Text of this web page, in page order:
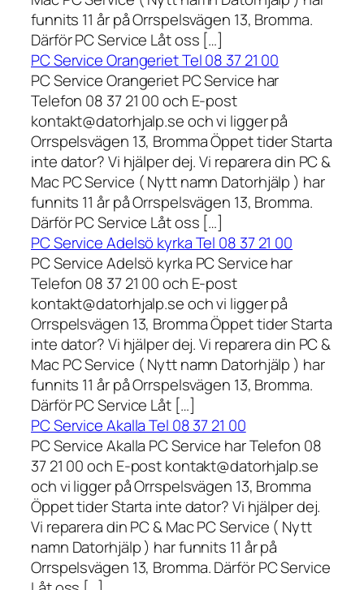
funnits 11 år på Orrspelsvägen 13, Bromma.
Därför PC Service Låt oss […]
PC Service Orangeriet Tel 08 37 21 00
PC Service Orangeriet PC Service har
Telefon 08 37 21 00 och E-post
kontakt@datorhjalp.se och vi ligger på
Orrspelsvägen 13, Bromma Öppet tider Starta
inte dator? Vi hjälper dej. Vi reparera din PC &
Mac PC Service ( Nytt namn Datorhjälp ) har
funnits 11 år på Orrspelsvägen 13, Bromma.
Därför PC Service Låt oss […]
PC Service Adelsö kyrka Tel 08 37 21 00
PC Service Adelsö kyrka PC Service har
Telefon 08 37 21 00 och E-post
kontakt@datorhjalp.se och vi ligger på
Orrspelsvägen 13, Bromma Öppet tider Starta
inte dator? Vi hjälper dej. Vi reparera din PC &
Mac PC Service ( Nytt namn Datorhjälp ) har
funnits 11 år på Orrspelsvägen 13, Bromma.
Därför PC Service Låt […]
PC Service Akalla Tel 08 37 21 00
PC Service Akalla PC Service har Telefon 08
37 21 00 och E-post kontakt@datorhjalp.se
och vi ligger på Orrspelsvägen 13, Bromma
Öppet tider Starta inte dator? Vi hjälper dej.
Vi reparera din PC & Mac PC Service ( Nytt
namn Datorhjälp ) har funnits 11 år på
Orrspelsvägen 13, Bromma. Därför PC Service